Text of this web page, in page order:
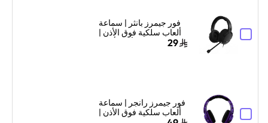
فور جيمرز بانثر | سماعة
ألعاب سلكية فوق الأذن |
تصميم فوق الأذن | أسود
29
فور جيمرز رانجر | سماعة
ألعاب سلكية فوق الأذن |